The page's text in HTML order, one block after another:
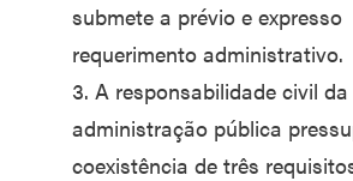
submete a prévio e expresso
requerimento administrativo.
3. A responsabilidade civil da
administração pública
coexistência de três